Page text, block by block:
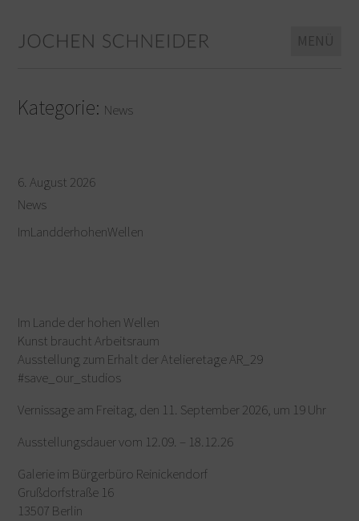
Zum
Inhalt
MENÜ
Kategorie: News
6. August 2026
News
ImLandderhohenWellen
Im Lande der hohen Wellen
Kunst braucht Arbeitsraum
Ausstellung zum Erhalt der Atelieretage AR_29
#save_our_studios
Vernissage am Freitag, den 11. September 2026, um 19 Uhr
Ausstellungsdauer vom 12.09. – 18.12.26
Galerie im Bürgerbüro Reinickendorf
Grußdorfstraße 16
13507 Berlin